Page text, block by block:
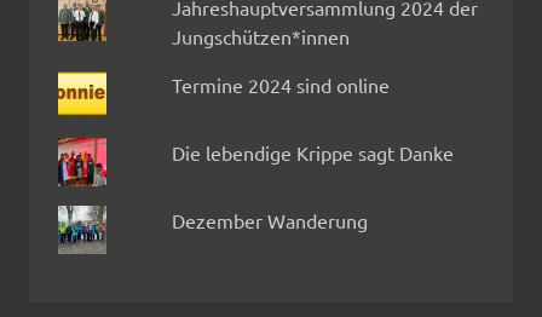
Jahreshauptversammlung 2024 der
Jungschützen*innen
Termine 2024 sind online
Die lebendige Krippe sagt Danke
Dezember Wanderung